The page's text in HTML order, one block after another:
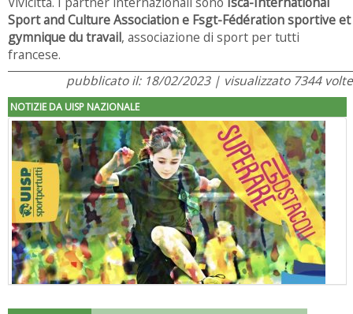
Sport and Culture Association e Fsgt-Fédération sportive et
gymnique du travail, associazione di sport per tutti
francese.
pubblicato il: 18/02/2023 | visualizzato 7344 volte
NOTIZIE DA UISP NAZIONALE